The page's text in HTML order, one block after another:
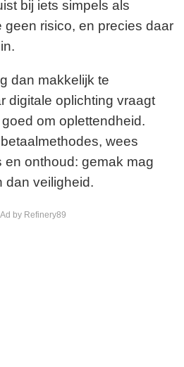
bij iets simpels als
geen risico, en precies daar
dan makkelijk te
digitale oplichting vraagt
om oplettendheid.
wees
en onthoud: gemak mag
dan veiligheid.
by Refinery89